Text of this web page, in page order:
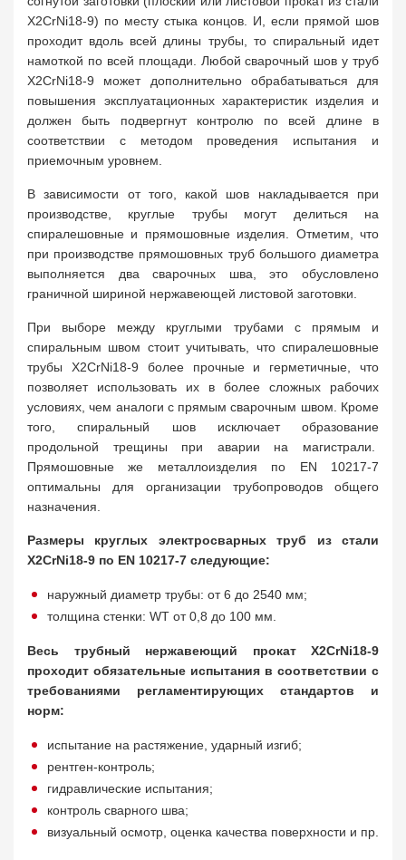
X2CrNi18-9) по месту стыка концов. И, если прямой шов
проходит вдоль всей длины трубы, то спиральный идет
намоткой по всей площади. Любой сварочный шов у труб
X2CrNi18-9 может дополнительно обрабатываться для
повышения эксплуатационных характеристик изделия и
должен быть подвергнут контролю по всей длине в
соответствии с методом проведения испытания и
приемочным уровнем.
В зависимости от того, какой шов накладывается при
производстве, круглые трубы могут делиться на
спиралешовные и прямошовные изделия. Отметим, что
при производстве прямошовных труб большого диаметра
выполняется два сварочных шва, это обусловлено
граничной шириной нержавеющей листовой заготовки.
При выборе между круглыми трубами с прямым и
спиральным швом стоит учитывать, что спиралешовные
трубы X2CrNi18-9 более прочные и герметичные, что
позволяет использовать их в более сложных рабочих
условиях, чем аналоги с прямым сварочным швом. Кроме
того, спиральный шов исключает образование
продольной трещины при аварии на магистрали.
Прямошовные же металлоизделия по EN 10217-7
оптимальны для организации трубопроводов общего
назначения.
Размеры круглых электросварных труб из стали
X2CrNi18-9 по EN 10217-7 следующие:
наружный диаметр трубы: от 6 до 2540 мм;
толщина стенки: WT от 0,8 до 100 мм.
Весь трубный нержавеющий прокат X2CrNi18-9
проходит обязательные испытания в соответствии с
требованиями регламентирующих стандартов и
норм:
испытание на растяжение, ударный изгиб;
рентген-контроль;
гидравлические испытания;
контроль сварного шва;
визуальный осмотр, оценка качества поверхности и пр.